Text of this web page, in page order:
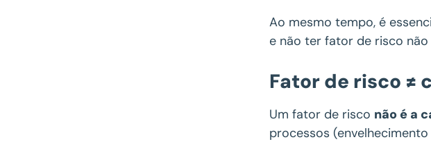
Ao mesmo tempo, é
e não ter fator de risco
Fator de risco ≠
Um fator de risco não é a
processos